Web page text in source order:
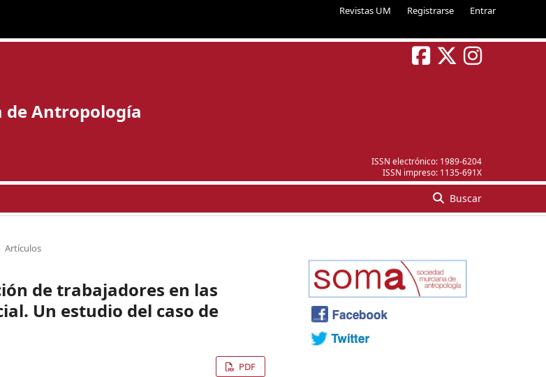
Revistas UM Registrarse Entrar
ISSN electrónico: 1989-6204
ISSN impreso: 1135-691X
de Antropología
Buscar
Artículos
de trabajadores en las
Un estudio del caso de
PDF